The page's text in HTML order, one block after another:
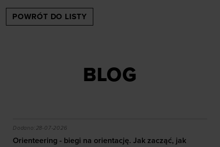
POWRÓT DO LISTY
BLOG
efekty daje trening?
Orienteering - biegi na orientację. Jak zacząć, jak
Dodano:28-07-2026
Orienteering - biegi na orientację. Jak zacząć, jak